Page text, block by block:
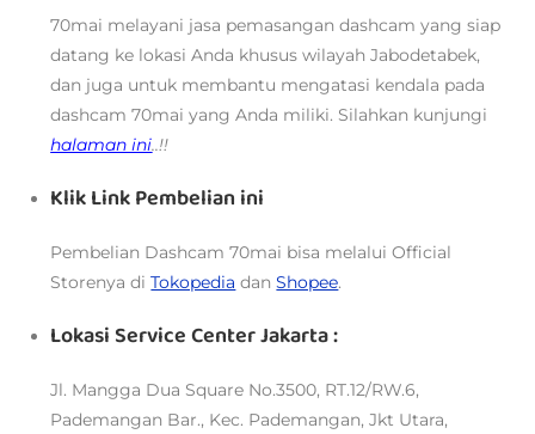
70mai melayani jasa pemasangan dashcam yang siap
datang ke lokasi Anda khusus wilayah Jabodetabek,
dan juga untuk membantu mengatasi kendala pada
dashcam 70mai yang Anda miliki. Silahkan kunjungi
halaman ini..!!
Klik Link Pembelian ini
Pembelian Dashcam 70mai bisa melaluiOfficial
Storenya diTokopedia danShopee.
Lokasi Service Center Jakarta :
Jl. Mangga Dua Square No.3500, RT.12/RW.6,
Pademangan Bar., Kec. Pademangan, Jkt Utara,